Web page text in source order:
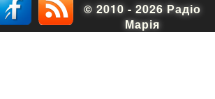
© 2010 - 2026 Радіо
Марія